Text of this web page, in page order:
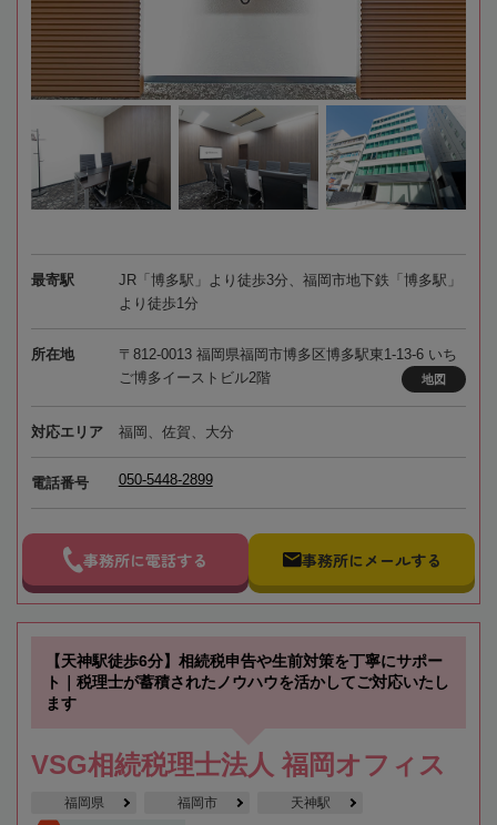
最寄駅
JR「博多駅」より徒歩3分、福岡市地下鉄「博多駅」
より徒歩1分
所在地
〒812-0013 福岡県福岡市博多区博多駅東1-13-6 いち
ご博多イーストビル2階
地図
対応エリア 福岡、佐賀、大分
電話番号 050-5448-2899
事務所に電話する 事務所にメールする
【天神駅徒歩6分】相続税申告や生前対策を丁寧にサポー
ト｜税理士が蓄積されたノウハウを活かしてご対応いたし
ます
VSG相続税理士法人 福岡オフィス
福岡県 福岡市 天神駅